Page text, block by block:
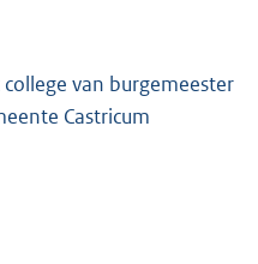
van burgemeester
Castricum